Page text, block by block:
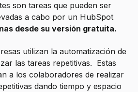
son tareas que pueden ser
a cabo por un HubSpot
desde su versión gratuita.
utilizan la automatización de
las tareas repetitivas. Estas
a los colaboradores de realizar
dando tiempo y espacio